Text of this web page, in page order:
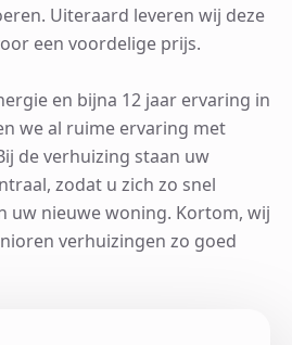
Uiteraard leveren wij deze
een voordelige prijs.
en bijna 12 jaar ervaring in
we al ruime ervaring met
de verhuizing staan uw
zodat u zich zo snel
uw nieuwe woning. Kortom, wij
verhuizingen zo goed